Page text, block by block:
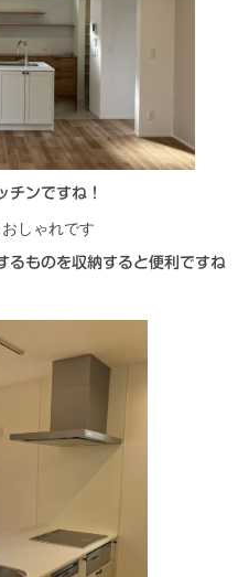
チンですね！
しゃれです
るものを収納すると便利ですね